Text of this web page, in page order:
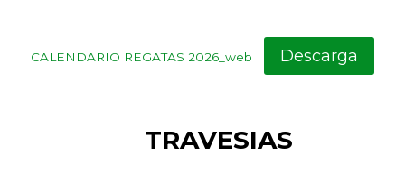
CALENDARIO REGATAS 2026_web Descarga
TRAVESIAS